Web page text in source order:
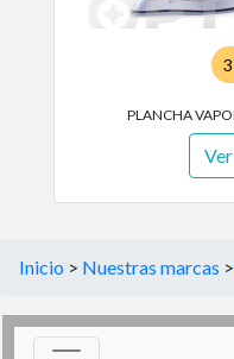
PLANCHA
Inicio > Nuestras marcas >